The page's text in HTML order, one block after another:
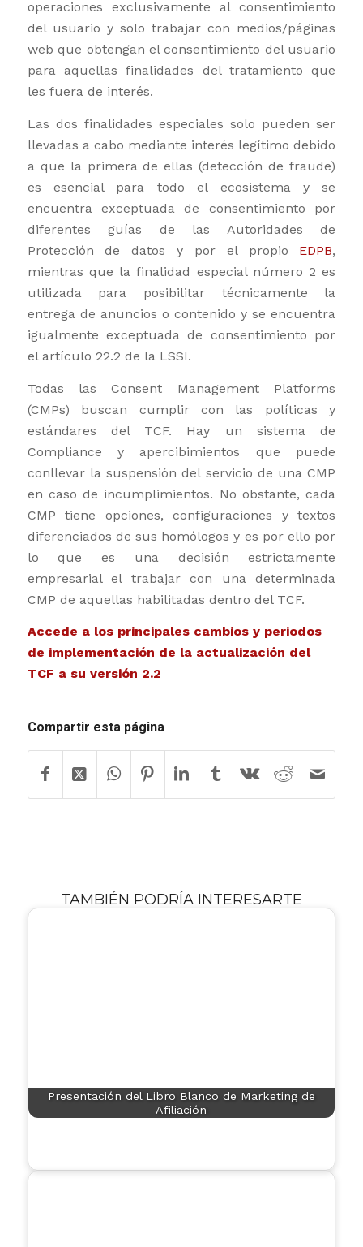
operaciones exclusivamente al consentimiento
del usuario y solo trabajar con medios/páginas
web que obtengan el consentimiento del usuario
para aquellas finalidades del tratamiento que
les fuera de interés.
Las dos finalidades especiales solo pueden ser
llevadas a cabo mediante interés legítimo debido
a que la primera de ellas (detección de fraude)
es esencial para todo el ecosistema y se
encuentra exceptuada de consentimiento por
diferentes guías de las Autoridades de
Protección de datos y por el propio EDPB,
mientras que la finalidad especial número 2 es
utilizada para posibilitar técnicamente la
entrega de anuncios o contenido y se encuentra
igualmente exceptuada de consentimiento por
el artículo 22.2 de la LSSI.
Todas las Consent Management Platforms
(CMPs) buscan cumplir con las políticas y
estándares del TCF. Hay un sistema de
Compliance y apercibimientos que puede
conllevar la suspensión del servicio de una CMP
en caso de incumplimientos. No obstante, cada
CMP tiene opciones, configuraciones y textos
diferenciados de sus homólogos y es por ello por
lo que es una decisión estrictamente
empresarial el trabajar con una determinada
CMP de aquellas habilitadas dentro del TCF.
Accede a los principales cambios y periodos
de implementación de la actualización del
TCF a su versión 2.2
Compartir esta página
TAMBIÉN PODRÍA INTERESARTE
Presentación del Libro Blanco de Marketing de
Afiliación